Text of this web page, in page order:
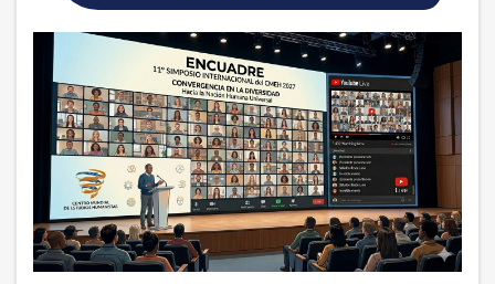
WCHS
TEMAS
Anthrolopogy
Natural sciences
Sciences